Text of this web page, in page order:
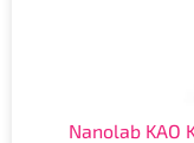
Nanolab KAO